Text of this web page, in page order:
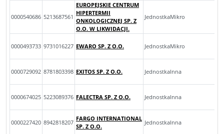
0000540686 5213687561
EUROPEJSKIE CENTRUM
HIPERTERMII
ONKOLOGICZNEJ SP. Z
O.O. W LIKWIDACJI.
JednostkaMikro
0000493733 9731016227 EWARO SP. Z O.O. JednostkaMikro
0000729092 8781803398 EXITOS SP. Z O.O. JednostkaInna
0000674025 5223089376 FALECTRA SP. Z O.O. JednostkaInna
0000227420 8942818207
FARGO INTERNATIONAL
SP. Z O.O.
JednostkaInna